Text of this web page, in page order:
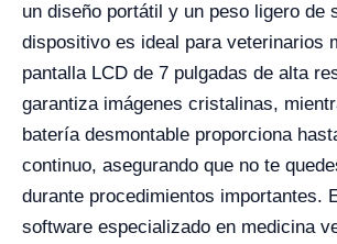
un diseño portátil y un peso ligero de
dispositivo es ideal para veterinarios
pantalla LCD de 7 pulgadas de alta
garantiza imágenes cristalinas,
batería desmontable proporciona
continuo, asegurando que no te
durante procedimientos importantes.
software especializado en medicina